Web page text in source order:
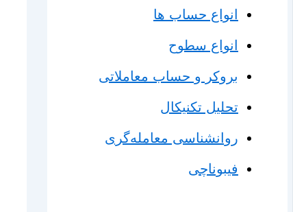
انواع حساب ها
انواع سطوح
بروکر و حساب معاملاتی
تحلیل تکنیکال
روانشناسی معامله‌گری
فیبوناچی